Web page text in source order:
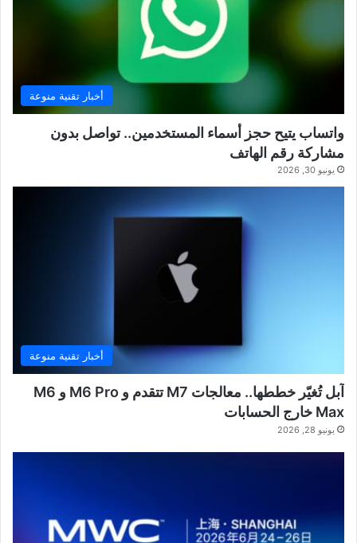
أخبار تقنية منوعة
واتساب يتيح حجز أسماء المستخدمين.. تواصل بدون
مشاركة رقم الهاتف
يونيو 30, 2026
أخبار تقنية منوعة
آبل تُغيّر خططها.. معالجات M7 تتقدم و M6 Pro و M6
Max خارج الحسابات
يونيو 28, 2026